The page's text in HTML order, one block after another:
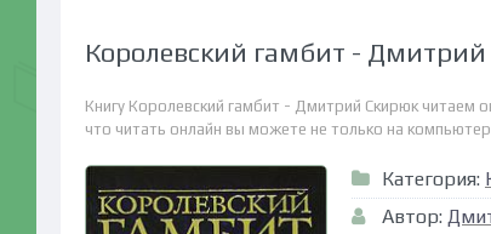
Королевский гамбит -
Книгу Королевский гамбит - Дмитрий Скирюк читаем
что читать онлайн вы можете не только на
Категория:
Автор: